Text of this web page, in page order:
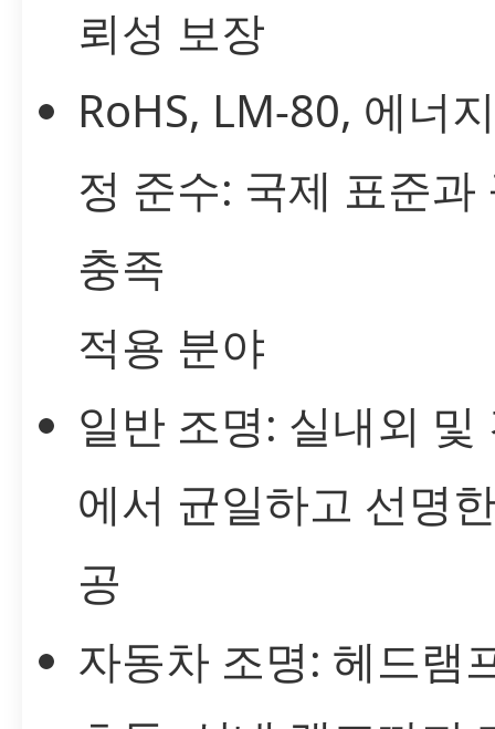
뢰성 보장
RoHS, LM-80, 에너
정 준수: 국제 표준과
충족
적용 분야
일반 조명: 실내외 및
에서 균일하고 선명
공
자동차 조명: 헤드램